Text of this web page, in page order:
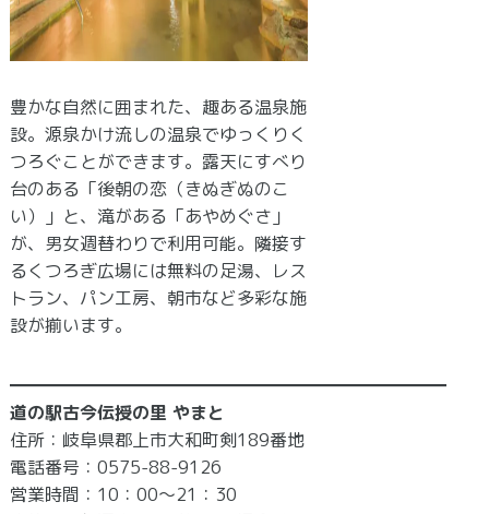
豊かな自然に囲まれた、趣ある温泉施
設。源泉かけ流しの温泉でゆっくりく
つろぐことができます。露天にすべり
台のある「後朝の恋（きぬぎぬのこ
い）」と、滝がある「あやめぐさ」
が、男女週替わりで利用可能。隣接す
るくつろぎ広場には無料の足湯、レス
トラン、パン工房、朝市など多彩な施
設が揃います。
━━━━━━━━━━━━━━━━━━━━━━━━━
道の駅古今伝授の里 やまと
住所：岐阜県郡上市大和町剣189番地
電話番号：0575-88-9126
営業時間：10：00～21：30